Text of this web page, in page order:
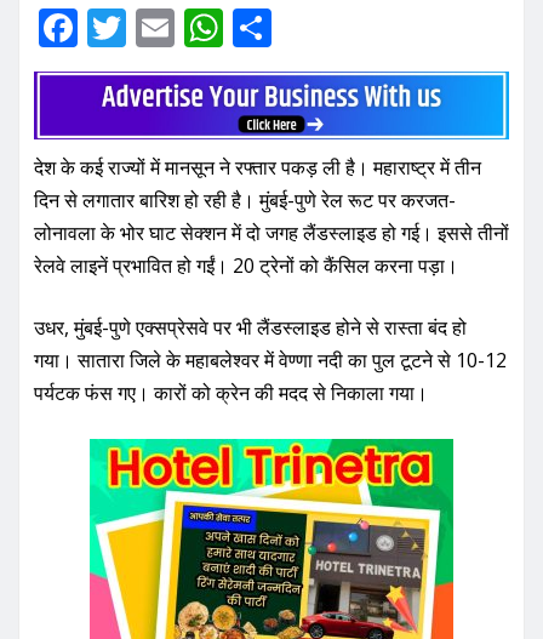
F
a
e
b
o
o
T
w
it
te
r
E
m
ai
l
W
h
at
s
A
p
p
h
ar
e
देश के कई राज्यों में मानसून ने रफ्तार पकड़ ली है। महाराष्ट्र में तीन
दिन से लगातार बारिश हो रही है। मुंबई-पुणे रेल रूट पर करजत-
लोनावला के भोर घाट सेक्शन में दो जगह लैंडस्लाइड हो गई। इससे तीनों
रेलवे लाइनें प्रभावित हो गईं। 20 ट्रेनों को कैंसिल करना पड़ा।
उधर, मुंबई-पुणे एक्सप्रेसवे पर भी लैंडस्लाइड होने से रास्ता बंद हो
गया। सातारा जिले के महाबलेश्वर में वेण्णा नदी का पुल टूटने से 10-12
पर्यटक फंस गए। कारों को क्रेन की मदद से निकाला गया।